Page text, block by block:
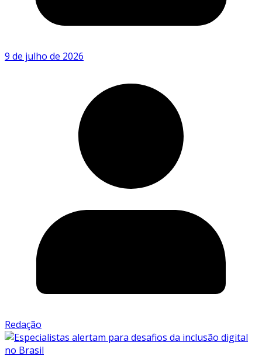
9 de julho de 2026
Redação